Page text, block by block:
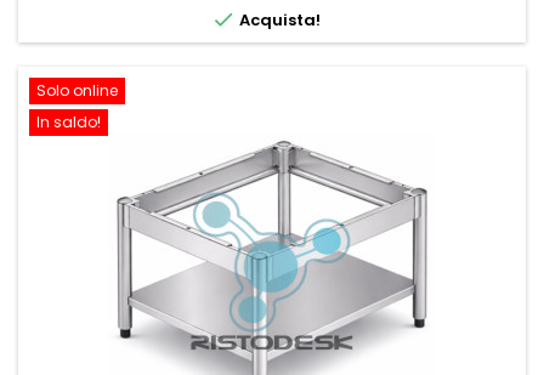
 Acquista!
Solo online
In saldo!